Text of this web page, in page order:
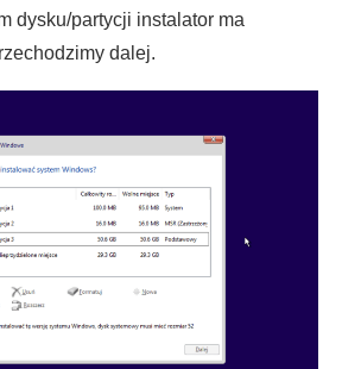
dysku/partycji instalator ma
dalej.